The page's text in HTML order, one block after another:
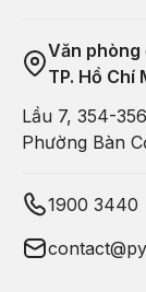
về khách
Văn phòng
TP. Hồ Chí
Lầu 7, 354-
Phường Bàn
1900 3440